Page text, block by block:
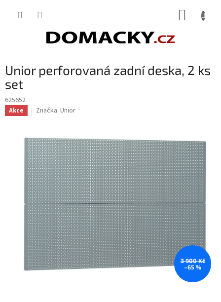
Unior perforovaná zadní deska, 2 ks
set
625652
Akce Značka: Unior
3 900 Kč
–65 %